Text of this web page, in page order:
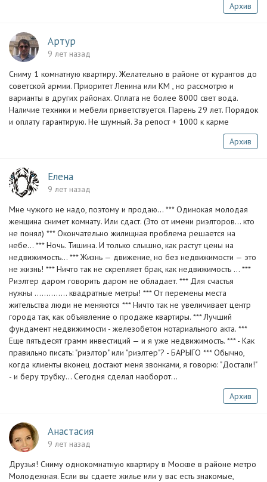
Архив
Артур
9 лет назад
Сниму 1 комнатную квартиру. Желательно в районе от курантов до
советской армии. Приоритет Ленина или КМ , но рассмотрю и
варианты в других районах. Оплата не более 8000 свет вода.
Наличие техники и мебели приветствуется. Парень 29 лет. Порядок
и оплату гарантирую. Не шумный. За репост + 1000 к карме
Архив
Елена
9 лет назад
Мне чужого не надо, поэтому и продаю... *** Одинокая молодая
женщина снимет комнату. Или сдаст. (Это от имени риэлторов... кто
не понял) *** Окончательно жилищная проблема решается на
небе... *** Ночь. Тишина. И только слышно, как растут цены на
недвижимость… *** Жизнь — движение, но без недвижимости — это
не жизнь! *** Ничто так не скрепляет брак, как недвижимость ... ***
Риэлтер даром говорить даром не обладает. *** Для счастья
нужны ………….. квадратные метры! *** От перемены места
жительства люди не меняются *** Ничто так не увеличивает центр
города так, как объявление о продаже квартиры. *** Лучший
фундамент недвижимости - железобетон нотариального акта. ***
Еще пятьдесят грамм инвестиций — и я уже недвижимость. *** - Как
правильно писать: "риэлтор" или "риэлтер"? - БАРЫГО *** Обычно,
когда клиенты вконец достают меня звонками, я говорю: "Достали!"
- и беру трубку... Сегодня сделал наоборот...
Архив
Анастасия
9 лет назад
Друзья! Сниму однокомнатную квартиру в Москве в районе метро
Молодежная. Если вы сдаете жилье или у вас есть знакомые,